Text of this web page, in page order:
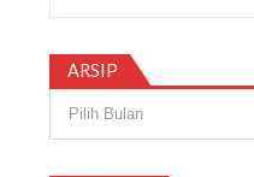
ARSIP